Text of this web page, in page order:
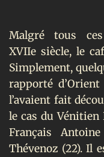
Malgré tous
XVIIe siècle, le
Simplement,
rapporté
l’avaient fait
le cas du Vénitien
Français
Thévenoz (22). Il